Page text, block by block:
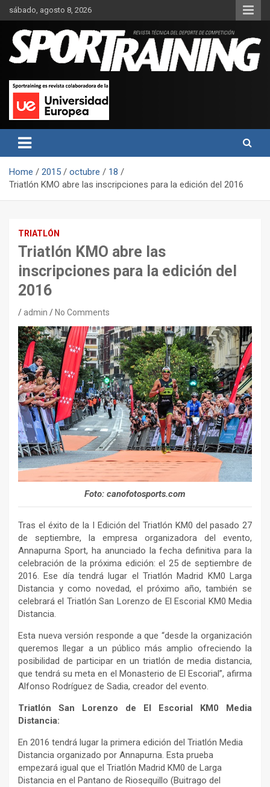
Skip
to
content
sábado, agosto 8, 2026
Revista técnica del deporte
Sport Training
rendimiento, nutrición y entrenamiento.
Home 2015 octubre
18
Triatlón KMO abre las inscripciones para la edición del 2016
TRIATLÓN
Triatlón KMO abre las
inscripciones para la edición del
2016
admin No Comments
Foto: canofotosports.com
Tras el éxito de la I Edición del Triatlón KM0 del pasado 27
de septiembre, la empresa organizadora del evento,
Annapurna Sport, ha anunciado la fecha definitiva para la
celebración de la próxima edición: el 25 de septiembre de
2016. Ese día tendrá lugar el Triatlón Madrid KM0 Larga
Distancia y como novedad, el próximo año, también se
celebrará el Triatlón San Lorenzo de El Escorial KM0 Media
Distancia.
Esta nueva versión responde a que “desde la organización
queremos llegar a un público más amplio ofreciendo la
posibilidad de participar en un triatlón de media distancia,
que tendrá su meta en el Monasterio de El Escorial”, afirma
Alfonso Rodríguez de Sadia, creador del evento.
Triatlón San Lorenzo de El Escorial KM0 Media
Distancia:
En 2016 tendrá lugar la primera edición del Triatlón Media
Distancia organizado por Annapurna. Esta prueba
empezará igual que el Triatlón Madrid KM0 de Larga
Distancia en el Pantano de Riosequillo (Buitrago del